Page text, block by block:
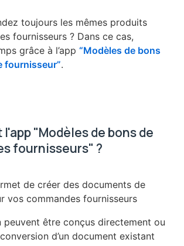
toujours les mêmes produits
fournisseurs ? Dans ce cas,
grâce à l’app “Modèles de bons
fournisseur”.
"Modèles de bons de
fournisseurs" ?
de créer des documents de
vos commandes fournisseurs
peuvent être conçus directement ou
d’un document existant